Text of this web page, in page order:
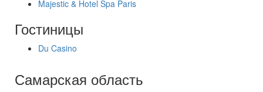
Majestic & Hotel Spa Paris
Гостиницы
Du Casino
Самарская область